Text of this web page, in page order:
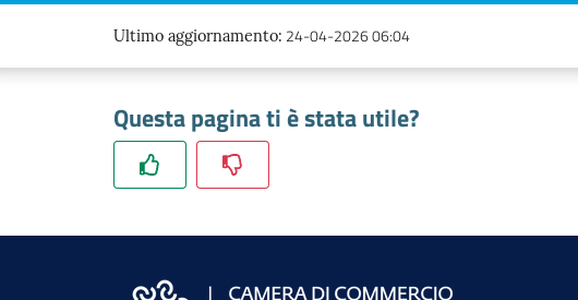
Ultimo aggiornamento: 24-04-2026 06:04
Questa pagina ti è stata utile?